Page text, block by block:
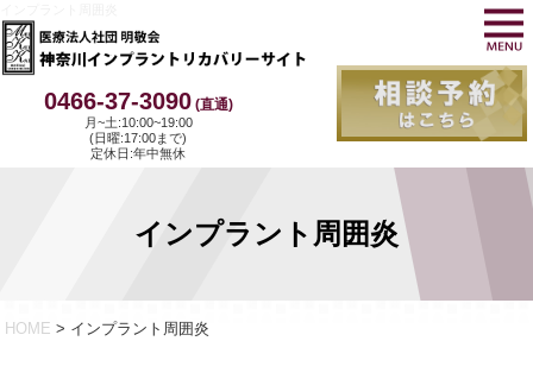
0466-37-3090(直通)
月~土:10:00~19:00
(日曜:17:00まで)
定休日:年中無休
インプラント周囲炎
HOME > インプラント周囲炎